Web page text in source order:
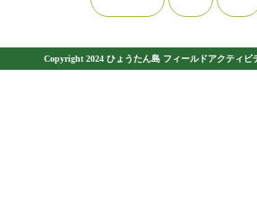
Copyright 2024 ひょうたん島 フィールドアクティビ